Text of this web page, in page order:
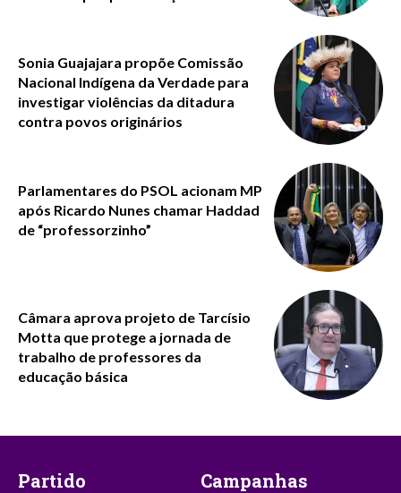
Sonia Guajajara propõe Comissão
Nacional Indígena da Verdade para
investigar violências da ditadura
contra povos originários
Parlamentares do PSOL acionam MP
após Ricardo Nunes chamar Haddad
de “professorzinho”
Câmara aprova projeto de Tarcísio
Motta que protege a jornada de
trabalho de professores da
educação básica
Partido Campanhas